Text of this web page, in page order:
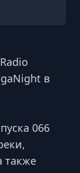
в
066
также